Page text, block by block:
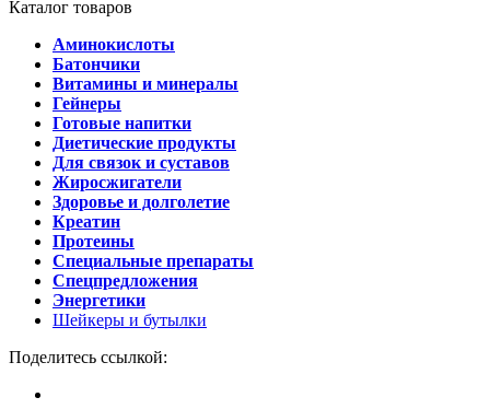
Каталог товаров
Аминокислоты
Батончики
Витамины и минералы
Гейнеры
Готовые напитки
Диетические продукты
Для связок и суставов
Жиросжигатели
Здоровье и долголетие
Креатин
Протеины
Специальные препараты
Спецпредложения
Энергетики
Шейкеры и бутылки
Поделитесь ссылкой: